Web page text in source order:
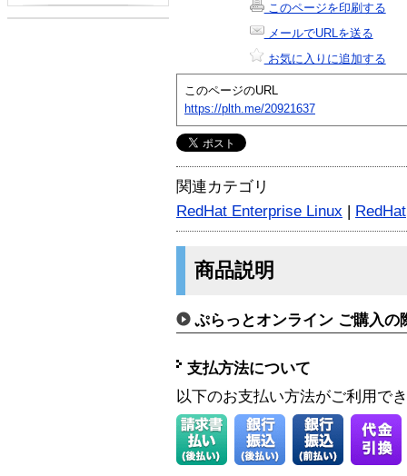
このページを印刷する
メールでURLを送る
お気に入りに追加する
このページのURL
https://plth.me/20921637
関連カテゴリ
RedHat Enterprise Linux | RedHat
商品説明
ぷらっとオンライン ご購入の
支払方法について
以下のお支払い方法がご利用で